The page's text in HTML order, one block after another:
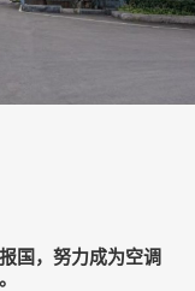
国，努力成为空调